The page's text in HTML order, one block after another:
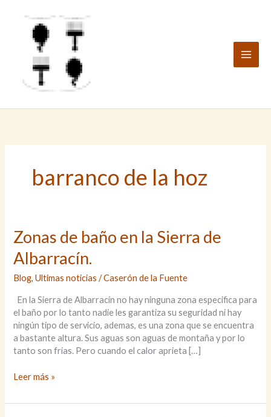
contenido
barranco de la hoz
Zonas de baño en la Sierra de
Albarracín.
Blog,Ultimas noticias /Caserón de la Fuente
En la Sierra de Albarracín no hay ninguna zona especifica para
el baño por lo tanto nadie les garantiza su seguridad ni hay
ningún tipo de servicio, ademas, es una zona que se encuentra
a bastante altura. Sus aguas son aguas de montaña y por lo
tanto son frías. Pero cuando el calor aprieta […]
Zonas
baño
Leer más »